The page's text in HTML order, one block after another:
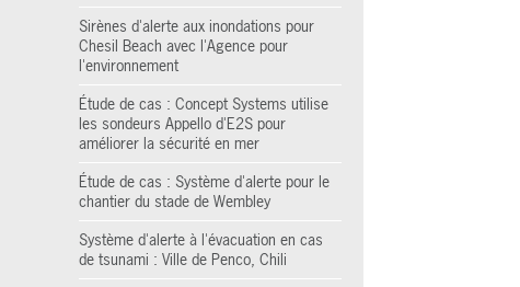
Sirènes d'alerte aux inondations pour
Chesil Beach avec l'Agence pour
l'environnement
Étude de cas : Concept Systems utilise
les sondeurs Appello d'E2S pour
améliorer la sécurité en mer
Étude de cas : Système d'alerte pour le
chantier du stade de Wembley
Système d'alerte à l'évacuation en cas
de tsunami : Ville de Penco, Chili